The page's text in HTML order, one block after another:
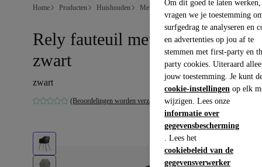
Om dit goed te laten werken,
vragen we je toestemming
surfgedrag te analyseren en
en advertenties op jou af te
stemmen met first-party en
party cookies. Uiteraard
jouw toestemming. Je kunt
cookie-instellingen op elk
wijzigen. Lees onze
informatie over
gegevensbescherming
. Lees het
cookiebeleid van de
gegevensverwerker
Home Producten Huishouden Meubels
Rely fauteuil met armleuningen
zwart
zwart
(Beoordelingen worden verzameld)